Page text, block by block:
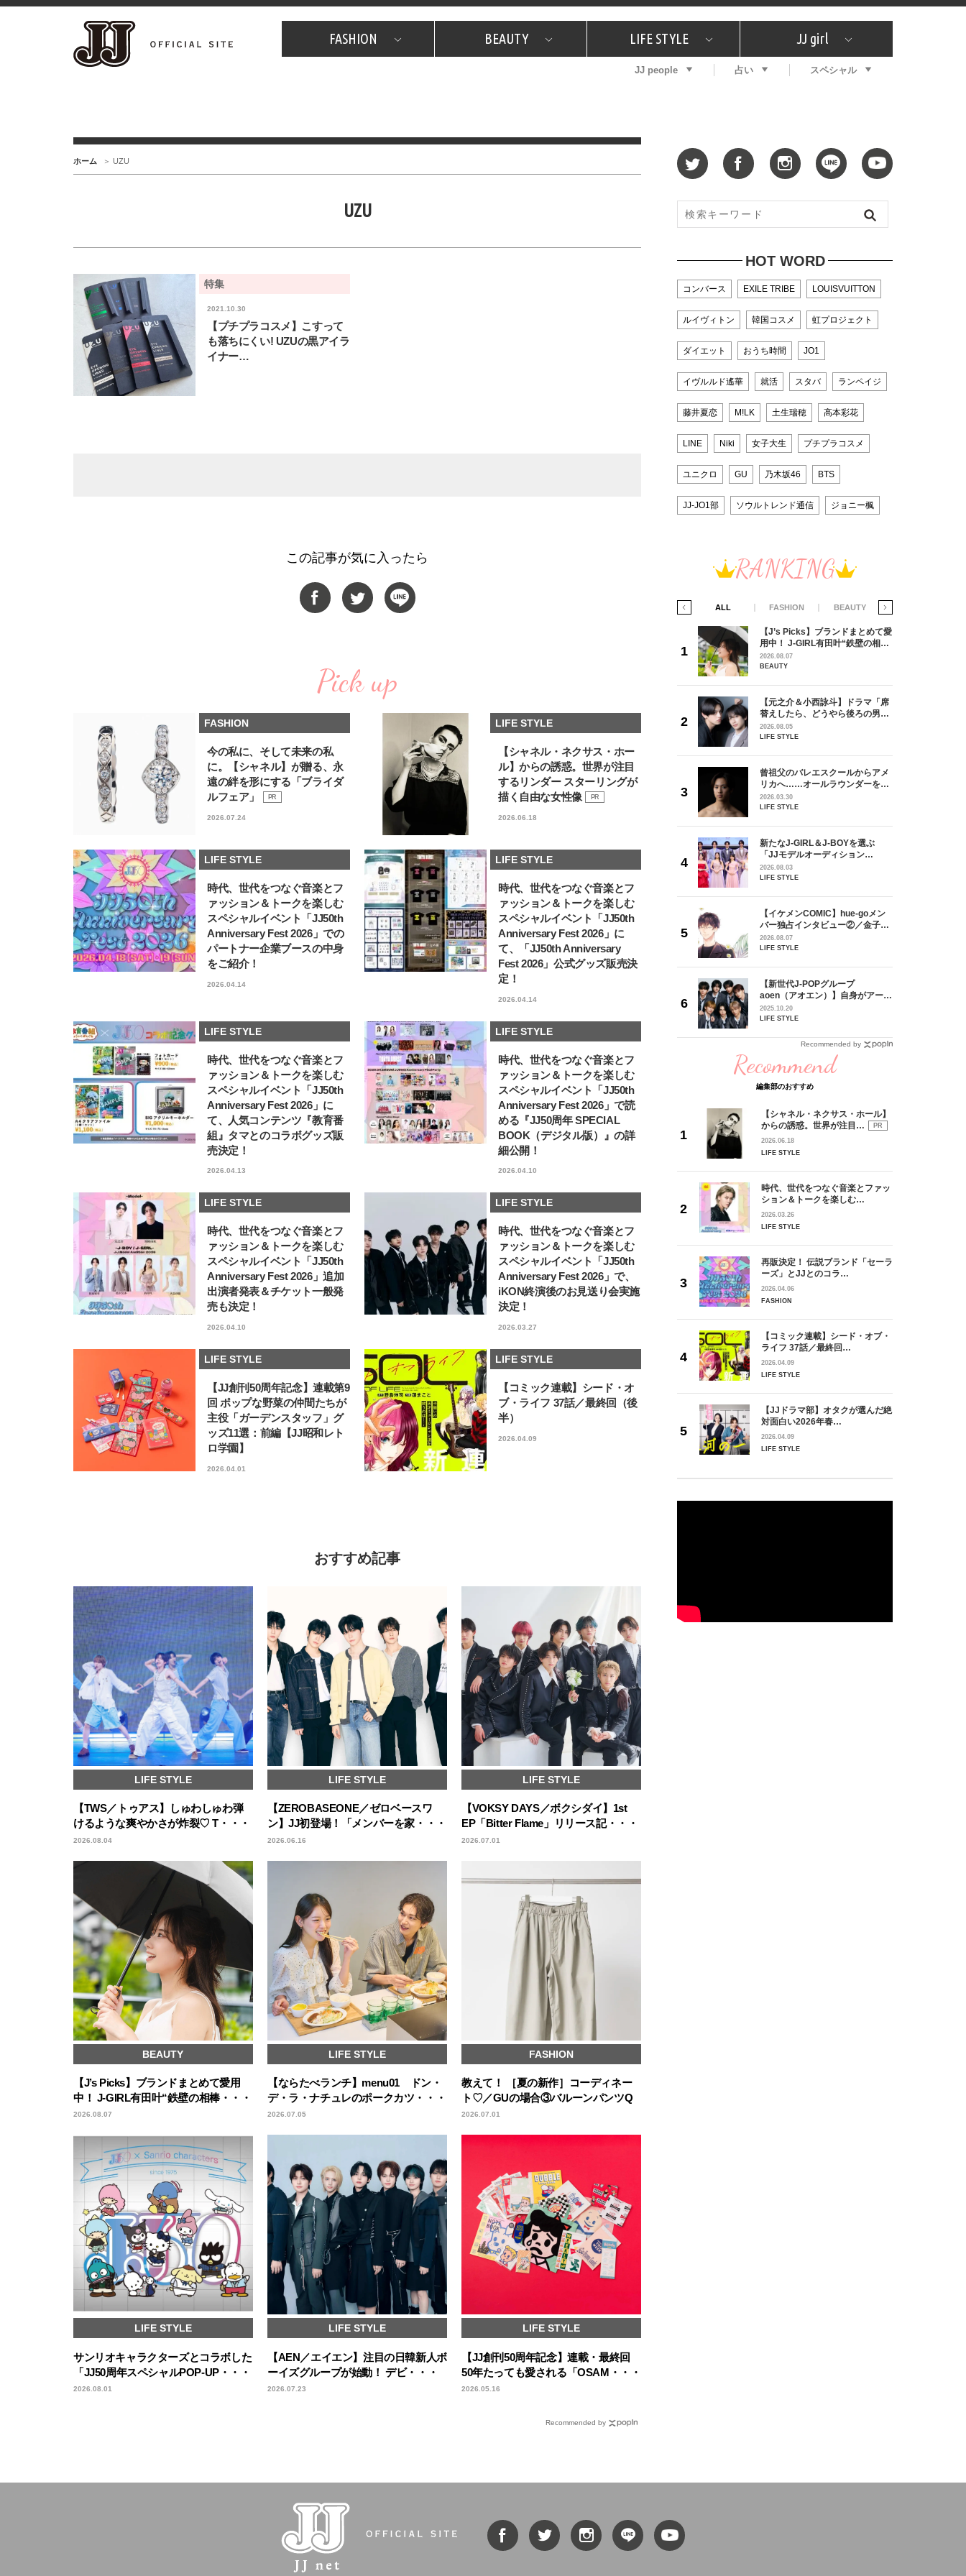
FASHION
JJスタッフの"それどこの"？ プチプラ プレゼント
BEAUTY
コスメ全部試してみた What's NEW？ 特集
LIFE STYLE
JJグルメガイド エンタメ プレゼント
恋愛
JJ girl
特集 おしゃラン！
JJ people 占い スペシャル
ホーム UZU
UZU
特集
2021.10.30
【プチプラコスメ】こすって
も落ちにくい! UZUの黒アイラ
イナー…
この記事が気に入ったら
Pick up
FASHION
今の私に、そして未来の私
に。【シャネル】が贈る、永
遠の絆を形にする「ブライダ
ルフェア」
PR
2026.07.24
LIFE STYLE
【シャネル・ネクサス・ホー
ル】からの誘惑。世界が注目
するリンダー スターリングが
描く自由な女性像
PR
2026.06.18
LIFE STYLE
時代、世代をつなぐ音楽とフ
ァッション＆トークを楽しむ
スペシャルイベント「JJ50th
Anniversary Fest 2026」での
パートナー企業ブースの中身
をご紹介！
2026.04.14
LIFE STYLE
時代、世代をつなぐ音楽とフ
ァッション＆トークを楽しむ
スペシャルイベント「JJ50th
Anniversary Fest 2026」に
て、「JJ50th Anniversary
Fest 2026」公式グッズ販売決
定！
2026.04.14
LIFE STYLE
時代、世代をつなぐ音楽とフ
ァッション＆トークを楽しむ
スペシャルイベント「JJ50th
Anniversary Fest 2026」に
て、人気コンテンツ『教育番
組』タマとのコラボグッズ販
売決定！
2026.04.13
LIFE STYLE
時代、世代をつなぐ音楽とフ
ァッション＆トークを楽しむ
スペシャルイベント「JJ50th
Anniversary Fest 2026」で読
める『JJ50周年 SPECIAL
BOOK（デジタル版）』の詳
細公開！
2026.04.10
LIFE STYLE
時代、世代をつなぐ音楽とフ
ァッション＆トークを楽しむ
スペシャルイベント「JJ50th
Anniversary Fest 2026」追加
出演者発表＆チケット一般発
売も決定！
2026.04.10
LIFE STYLE
時代、世代をつなぐ音楽とフ
ァッション＆トークを楽しむ
スペシャルイベント「JJ50th
Anniversary Fest 2026」で、
iKON終演後のお見送り会実施
決定！
2026.03.27
LIFE STYLE
【JJ創刊50周年記念】連載第9
回 ポップな野菜の仲間たちが
主役「ガーデンスタッフ」グ
ッズ11選：前編【JJ昭和レト
ロ学園】
2026.04.01
LIFE STYLE
【コミック連載】シード・オ
ブ・ライフ 37話／最終回（後
半）
2026.04.09
おすすめ記事
LIFE STYLE
【TWS／トゥアス】しゅわしゅわ弾
けるような爽やかさが炸裂♡ T・・・
2026.08.04
LIFE STYLE
【ZEROBASEONE／ゼロベースワ
ン】JJ初登場！「メンバーを家・・・
2026.06.16
LIFE STYLE
【VOKSY DAYS／ボクシダイ】1st
EP「Bitter Flame」リリース記・・・
2026.07.01
BEAUTY
【J’s Picks】ブランドまとめて愛用
中！ J-GIRL有田叶“鉄壁の相棒・・・
2026.08.07
LIFE STYLE
【ならたべランチ】menu01 ドン・
デ・ラ・ナチュレのポークカツ・・・
2026.07.05
FASHION
教えて！ ［夏の新作］コーディネー
ト♡／GUの場合③バルーンパンツQ
2026.07.01
LIFE STYLE
サンリオキャラクターズとコラボした
「JJ50周年スペシャルPOP-UP・・・
2026.08.01
LIFE STYLE
【AEN／エイエン】注目の日韓新人ボ
ーイズグループが始動！ デビ・・・
2026.07.23
LIFE STYLE
【JJ創刊50周年記念】連載・最終回
50年たっても愛される「OSAM・・・
2026.05.16
Recommended by
HOT WORD
コンバース EXILE TRIBE LOUISVUITTON
ルイヴィトン 韓国コスメ 虹プロジェクト
ダイエット おうち時間 JO1
イヴルルド遙華 就活 スタバ ランペイジ
藤井夏恋 M!LK 土生瑞穂 高本彩花
LINE Niki 女子大生 プチプラコスメ
ユニクロ GU 乃木坂46 BTS
JJ-JO1部 ソウルトレンド通信 ジョニー楓
RANKING
ALL FASHION BEAUTY
夏の必需品〉
【JJ専属モデルの素顔】ビューテ
ィ大好き！ 松川 星のお気に入り
【J’s Picks】悲しい経験でたどり
着いた…J-BOY三上龍の手放せな
い“オールインワン”アイテム〈ビ
ューティ＆ファッション夏の必需
徹底した日焼けケア！ でも、いち
ばん大切なのは…〈ビューティ＆
ファッション夏の必需品〉
【注目アーティストRainy。っ
て？】自称“コスメオタク見習
い”のポーチの中身、拝見しま
す！
2026.01.30
BEAUTY
リカへ……オールラウンダーを目
指すダンサーは踊ることが好きす
vol.29 三宅啄未さん
2026.03.30
新たなJ-GIRL＆J-BOYを選ぶ
「JJモデルオーディション
2027」が募集開始！ 予選ブロッ
2026.08.03
バー独占インタビュー②／金子玄
矢「感情をズバーッと言葉にでき
【新世代J-POPグループ
aoen（アオエン）】自身がアーテ
ィストを目指すきかっけとなった
先輩とは―― 新曲「青春インクレ
ディブル」リリース記念インタビ
ュー
2025.10.20
LIFE STYLE
ります♪
【J’s Picks】ブランドまとめて愛
用中！ J-GIRL有田叶“鉄壁の相
棒”〈ビューティ＆ファッション
夏の必需品〉
2026.08.07
BEAUTY
【元之介＆小西詠斗】ドラマ「席
替えしたら、どうやら後ろの男が
どうやら俺のこと好きらしい」放
送記念インタビュー♡ 「自然と詠
2026.08.05
LIFE STYLE
曾祖父のバレエスクールからアメ
リカへ……オールラウンダーを目
指すダンサーは踊ることが好きす
ぎる【王子様の推しドコロ】
2026.03.30
LIFE STYLE
新たなJ-GIRL＆J-BOYを選ぶ
「JJモデルオーディション
2027」が募集開始！ 予選ブロッ
クは候補生の“魅力”を重視した
2026.08.03
LIFE STYLE
【イケメンCOMIC】hue-goメン
バー独占インタビュー②／金子玄
矢「感情をズバーッと言葉にでき
た時は幸せ〜」
2026.08.07
LIFE STYLE
【新世代J-POPグループ
aoen（アオエン）】自身がアーテ
ィストを目指すきかっけとなった
先輩とは―― 新曲「青春インクレ
2025.10.20
LIFE STYLE
Recommended by
Recommend
編集部のおすすめ
【シャネル・ネクサス・ホール】
からの誘惑。世界が注目…
PR
2026.06.18
LIFE STYLE
時代、世代をつなぐ音楽とファッ
ション＆トークを楽しむ…
2026.03.26
LIFE STYLE
再販決定！ 伝説ブランド「セーラ
ーズ」とJJとのコラ…
2026.04.06
FASHION
【コミック連載】シード・オブ・
ライフ 37話／最終回…
2026.04.09
LIFE STYLE
【JJドラマ部】オタクが選んだ絶
対面白い2026年春…
2026.04.09
LIFE STYLE